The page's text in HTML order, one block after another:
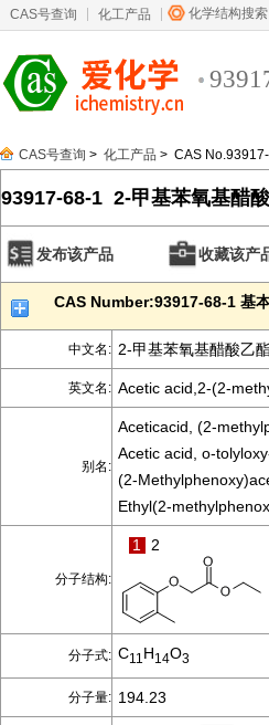
CAS号查询 化工产品 化学结构搜索
CAS号查询 > 化工产品 > CAS
93917-68-1 2-甲基苯氧基醋
发布该产品 收藏该产
CAS Number:93917-68-1 基
中文名: 2-甲基苯氧基醋酸乙
英文名: Acetic acid,2-(2-
别名:
Aceticacid, (2-
Acetic acid, o-
(2-
Ethyl(2-
分子结构:
1 2
分子式: C11 H14O3
分子量: 194.23